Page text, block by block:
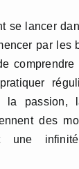
se lancer
par les
la passion,
des
une